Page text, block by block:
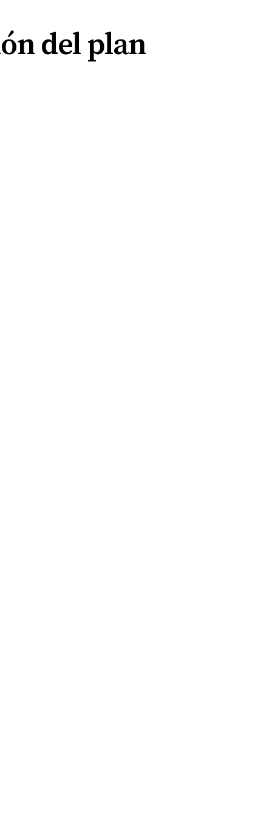
del plan